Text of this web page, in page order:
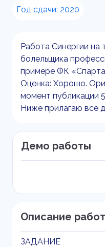
Год сдачи: 2020
Работа Синергии на
болельщика
примере ФК
Оценка: Хорошо.
момент публикации
Ниже прилагаю все
Демо работы
Описание
ЗАДАНИЕ